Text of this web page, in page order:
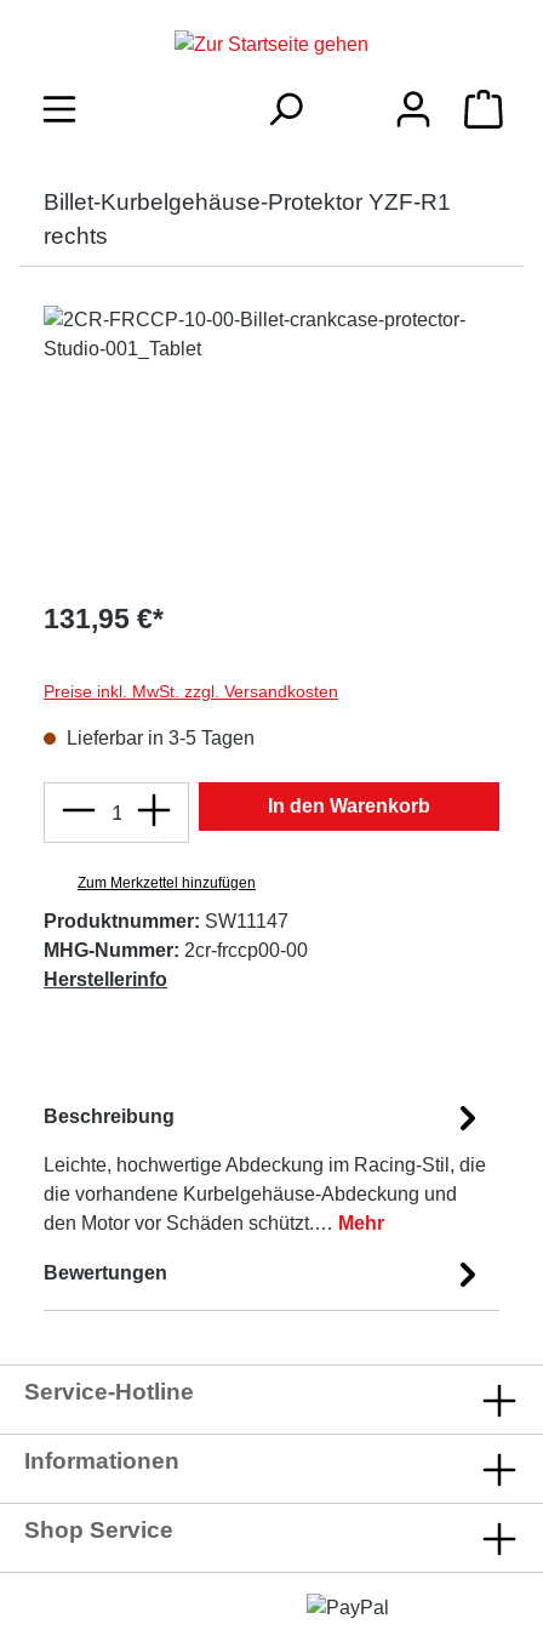
Billet-Kurbelgehäuse-Protektor YZF-R1
rechts
131,95 €*
Preise inkl. MwSt. zzgl. Versandkosten
Lieferbar in 3-5 Tagen
Produkt Anzahl: Gib den gewünschten
In den Warenkorb
Zum Merkzettel hinzufügen
Produktnummer: SW11147
MHG-Nummer: 2cr-frccp00-00
Herstellerinfo
Beschreibung
Leichte, hochwertige Abdeckung im Racing-Stil, die
die vorhandene Kurbelgehäuse-Abdeckung und
den Motor vor Schäden schützt.… Mehr
Bewertungen
Service-Hotline
Informationen
Shop Service